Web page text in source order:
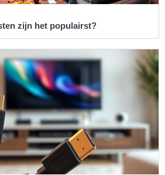
zijn het populairst?